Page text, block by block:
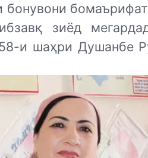
бонувони
зиёд
и шаҳри Душанбе